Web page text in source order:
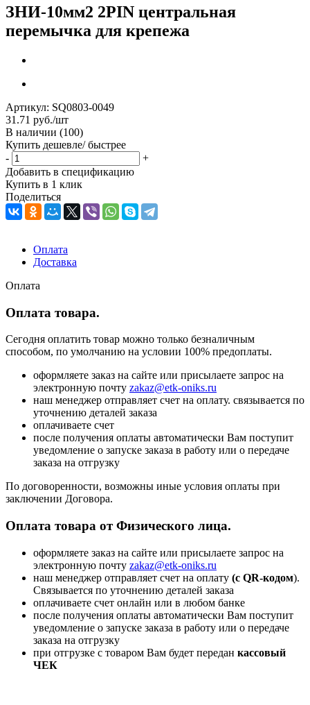
ЗНИ-10мм2 2PIN центральная
перемычка для крепежа
Артикул: SQ0803-0049
31.71 руб./шт
В наличии (100)
Купить дешевле/ быстрее
-
+
Добавить в спецификацию
Купить в 1 клик
Поделиться
Оплата
Доставка
Оплата
Оплата товара.
Сегодня оплатить товар можно только безналичным
способом, по умолчанию на условии 100% предоплаты.
оформляете заказ на сайте или присылаете запрос на
электронную почту zakaz@etk-oniks.ru
наш менеджер отправляет счет на оплату. связывается по
уточнению деталей заказа
оплачиваете счет
после получения оплаты автоматически Вам поступит
уведомление о запуске заказа в работу или о передаче
заказа на отгрузку
По договоренности, возможны иные условия оплаты при
заключении Договора.
Оплата товара от Физического лица.
оформляете заказ на сайте или присылаете запрос на
электронную почту zakaz@etk-oniks.ru
наш менеджер отправляет счет на оплату (с QR-кодом).
Связывается по уточнению деталей заказа
оплачиваете счет онлайн или в любом банке
после получения оплаты автоматически Вам поступит
уведомление о запуске заказа в работу или о передаче
заказа на отгрузку
при отгрузке с товаром Вам будет передан кассовый
ЧЕК